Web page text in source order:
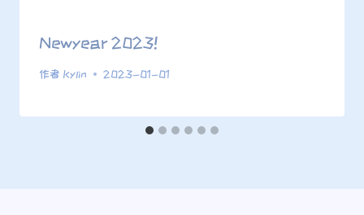
Newyear 2023!
作者 Kylin 2023-01-01